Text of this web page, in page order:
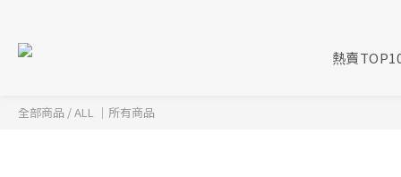
熱賣
全部商品 /ALL ｜所有商品